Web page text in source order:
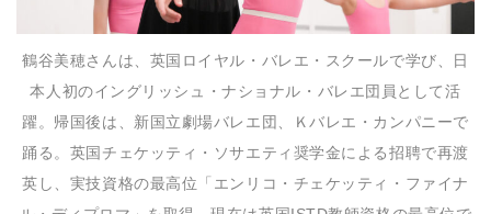
鶴谷美穂さんは、英国ロイヤル・バレエ・スクールで学び、日
本人初のイングリッシュ・ナショナル・バレエ団員として活
躍。帰国後は、新国立劇場バレエ団、Ｋバレエ・カンパニーで
踊る。英国チェケッティ・ソサエティ奨学金による招聘で再渡
英し、実技資格の最高位「エンリコ・チェケッティ・ファイナ